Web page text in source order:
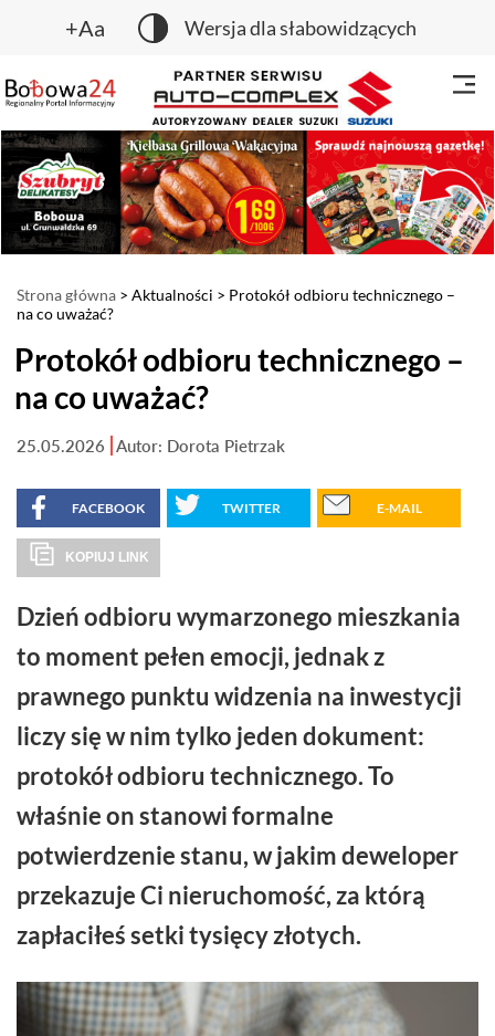
+Aa Wersja dla słabowidzących
Strona główna > Aktualności > Protokół odbioru technicznego –
na co uważać?
Protokół odbioru technicznego –
na co uważać?
25.05.2026 Autor: Dorota Pietrzak
FACEBOOK TWITTER E-MAIL
KOPIUJ LINK
Dzień odbioru wymarzonego mieszkania
to moment pełen emocji, jednak z
prawnego punktu widzenia na inwestycji
liczy się w nim tylko jeden dokument:
protokół odbioru technicznego. To
właśnie on stanowi formalne
potwierdzenie stanu, w jakim deweloper
przekazuje Ci nieruchomość, za którą
zapłaciłeś setki tysięcy złotych.